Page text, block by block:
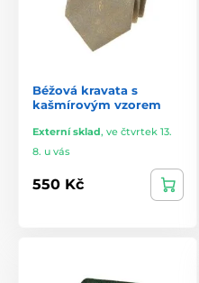
Béžová kravata s
kašmírovým vzorem
Externí sklad, ve čtvrtek 13.
8. u vás
550 Kč